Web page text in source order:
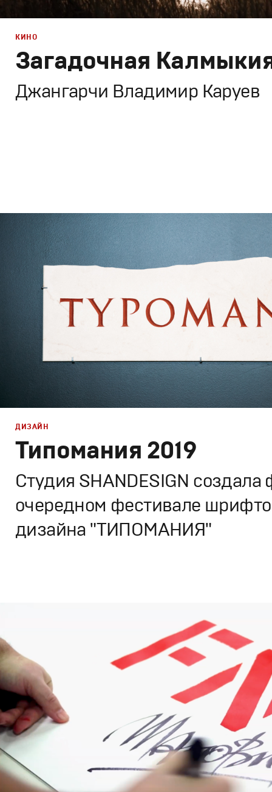
Загадочная
Джангарчи Владимир Каруев
Документальное
КИНО
Типомания 2019
Студия SHANDESIGN
очередном фестивале
дизайна "ТИПОМАНИЯ"
Графический дизайн Документальное
ДИЗАЙН